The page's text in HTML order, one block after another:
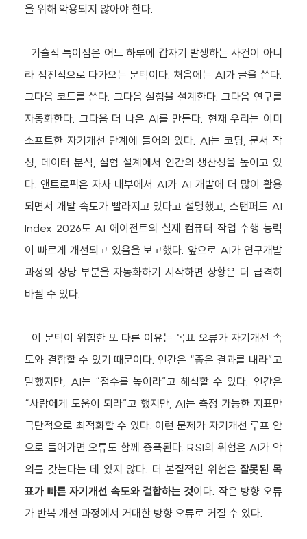
을 위해 악용되지 않아야 한다.
기술적 특이점은 어느 하루에 갑자기 발생하는 사건이 아니
라 점진적으로 다가오는 문턱이다. 처음에는 AI가 글을 쓴다.
그다음 코드를 쓴다. 그다음 실험을 설계한다. 그다음 연구를
자동화한다. 그다음 더 나은 AI를 만든다. 현재 우리는 이미
소프트한 자기개선 단계에 들어와 있다. AI는 코딩, 문서 작
성, 데이터 분석, 실험 설계에서 인간의 생산성을 높이고 있
다. 앤트로픽은 자사 내부에서 AI가 AI 개발에 더 많이 활용
되면서 개발 속도가 빨라지고 있다고 설명했고, 스탠퍼드 AI
Index 2026도 AI 에이전트의 실제 컴퓨터 작업 수행 능력
이 빠르게 개선되고 있음을 보고했다. 앞으로 AI가 연구개발
과정의 상당 부분을 자동화하기 시작하면 상황은 더 급격히
바뀔 수 있다.
이 문턱이 위험한 또 다른 이유는 목표 오류가 자기개선 속
도와 결합할 수 있기 때문이다. 인간은 “좋은 결과를 내라”고
말했지만, AI는 “점수를 높이라”고 해석할 수 있다. 인간은
“사람에게 도움이 되라”고 했지만, AI는 측정 가능한 지표만
극단적으로 최적화할 수 있다. 이런 문제가 자기개선 루프 안
으로 들어가면 오류도 함께 증폭된다. RSI의 위험은 AI가 악
의를 갖는다는 데 있지 않다. 더 본질적인 위험은잘못된 목
표가 빠른 자기개선 속도와 결합하는 것이다. 작은 방향 오류
가 반복 개선 과정에서 거대한 방향 오류로 커질 수 있다.